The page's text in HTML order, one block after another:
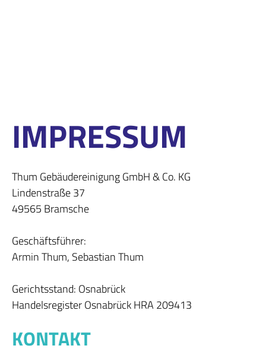
IMPRESSUM
Thum Gebäudereinigung GmbH & Co. KG
Lindenstraße 37
49565 Bramsche
Geschäftsführer:
Armin Thum, Sebastian Thum
Gerichtsstand: Osnabrück
Handelsregister Osnabrück HRA 209413
KONTAKT